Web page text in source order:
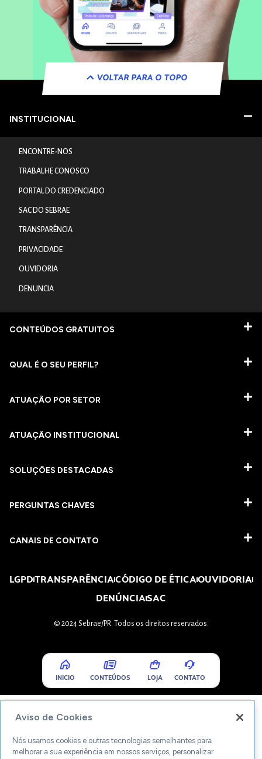
VOLTAR PARA O TOPO
INSTITUCIONAL
ENCONTRE-NOS
TRABALHE CONOSCO
PORTAL DO CREDENCIADO
SAC DO SEBRAE
TRANSPARÊNCIA
PRIVACIDADE
OUVIDORIA
DENUNCIA
CONTEÚDOS GRATUITOS
QUAL É O SEU PERFIL?
ATUAÇÃO POR SETOR
ATUAÇÃO INSTITUCIONAL
SOLUÇÕES DESTACADAS
PERGUNTAS CHAVES​
CANAIS DE CONTATO
LGPDTRANSPARÊNCIACÓDIGO DE ÉTICAOUVIDORIA
DENÚNCIASAC
© 2024 Sebrae/PR. Todos os direitos reservados.
INICIO CONTEÚDOS LOJA CONTATO
Aviso de Cookies
Nós usamos cookies e outras tecnologias semelhantes para
melhorar a sua experiência em nossos serviços, personalizar